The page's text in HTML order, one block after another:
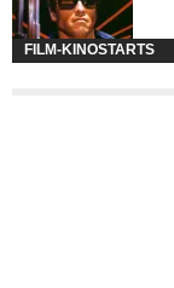
FILM-KINOSTARTS